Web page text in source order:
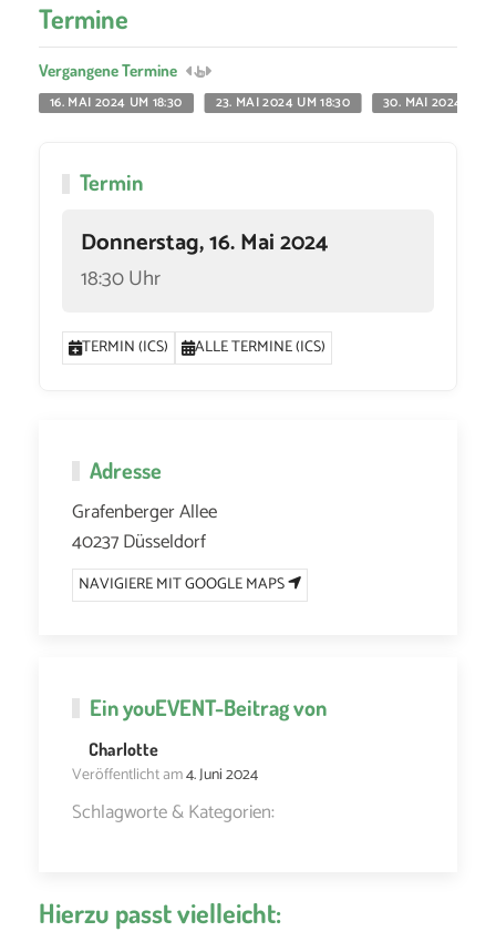
Termine
Vergangene Termine
16. MAI 2024 UM 18:30
23. MAI 2024 UM 18:30 30. MAI 2024 UM
Termin
Donnerstag, 16. Mai 2024
18:30 Uhr
TERMIN (ICS) ALLE TERMINE (ICS)
Adresse
Grafenberger Allee
40237 Düsseldorf
NAVIGIERE MIT GOOGLE MAPS
EinyouEVENT-Beitrag von
Charlotte
Veröffentlicht am4. Juni 2024
Schlagworte & Kategorien:
Hierzu passt vielleicht: